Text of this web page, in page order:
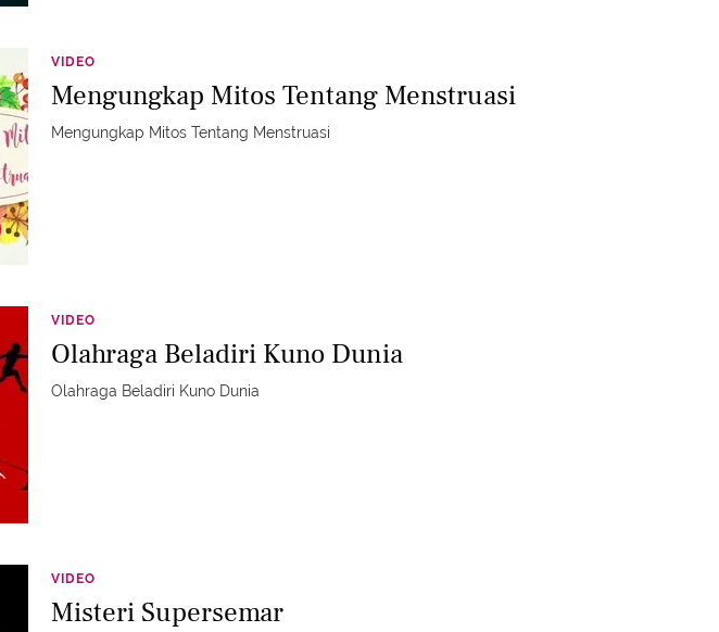
VIDEO
Mengungkap Mitos Tentang Menstruasi
Mengungkap Mitos Tentang Menstruasi
VIDEO
Olahraga Beladiri Kuno Dunia
Olahraga Beladiri Kuno Dunia
VIDEO
Misteri Supersemar